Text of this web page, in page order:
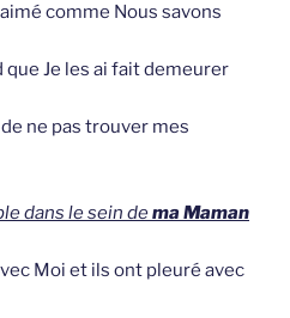
comme Nous savons
Je les ai fait demeurer
ne pas trouver mes
dans le sein dema Maman
Moi et ils ont pleuré avec